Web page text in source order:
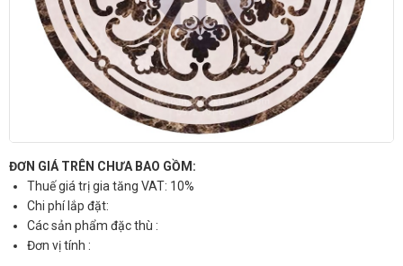
ĐƠN GIÁ TRÊN CHƯA BAO GỒM:
Thuế giá trị gia tăng VAT: 10%
Chi phí lắp đặt:
Các sản phẩm đặc thù :
Đơn vị tính :